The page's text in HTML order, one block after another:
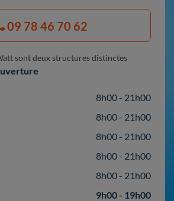
09 78 46 70 62
sont deux structures distinctes
8h00 - 21h00
8h00 - 21h00
8h00 - 21h00
8h00 - 21h00
8h00 - 21h00
9h00 - 19h00